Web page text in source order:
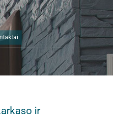
ir